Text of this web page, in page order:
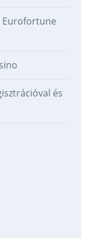
Eurofortune
és